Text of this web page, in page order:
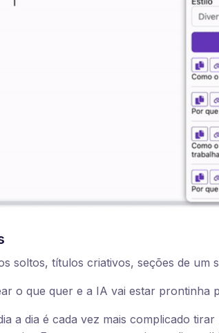
soltos, títulos criativos, seções de um
o que quer e a IA vai estar prontinha
a dia é cada vez mais complicado